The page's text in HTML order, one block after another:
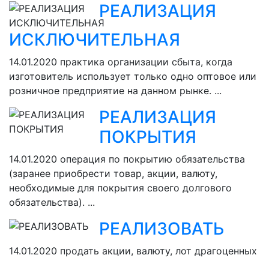
РЕАЛИЗАЦИЯ
ИСКЛЮЧИТЕЛЬНАЯ
14.01.2020 практика организации сбыта, когда
изготовитель использует только одно оптовое или
розничное предприятие на данном рынке. ...
РЕАЛИЗАЦИЯ
ПОКРЫТИЯ
14.01.2020 операция по покрытию обязательства
(заранее приобрести товар, акции, валюту,
необходимые для покрытия своего долгового
обязательства). ...
РЕАЛИЗОВАТЬ
14.01.2020 продать акции, валюту, лот драгоценных